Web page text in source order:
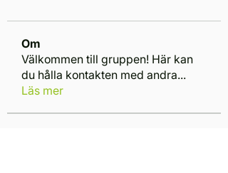
Om
Välkommen till gruppen! Här kan
du hålla kontakten med andra...
Läs mer